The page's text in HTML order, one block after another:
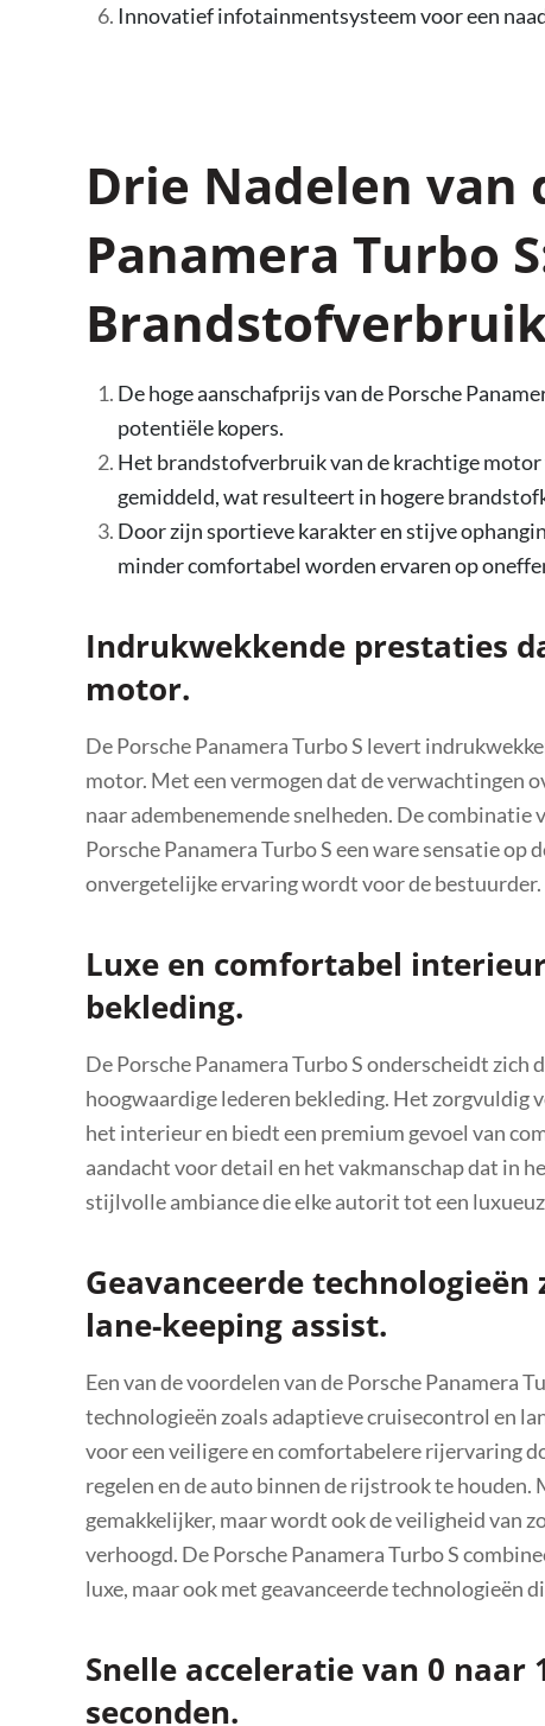
Innovatief infotainmentsysteem voor een
Drie Nadelen van
Panamera Turbo
De hoge aanschafprijs van de Porsche
potentiële kopers.
Het brandstofverbruik van de krachtige motor
gemiddeld, wat resulteert in hogere
Door zijn sportieve karakter en stijve
minder comfortabel worden ervaren op
Indrukwekkende prestaties
motor.
De Porsche Panamera Turbo S levert
motor. Met een vermogen dat de verwachtingen
naar adembenemende snelheden. De combinatie
Porsche Panamera Turbo S een ware sensatie
onvergetelijke ervaring wordt voor de bestuurder.
Luxe en comfortabel
bekleding.
De Porsche Panamera Turbo S onderscheidt
hoogwaardige lederen bekleding. Het zorgvuldig
het interieur en biedt een premium gevoel van
aandacht voor detail en het vakmanschap dat in
stijlvolle ambiance die elke autorit tot een
Geavanceerde
lane-keeping assist.
Een van de voordelen van de Porsche Panamera
technologieën zoals adaptieve cruisecontrol en
voor een veiligere en comfortabelere rijervaring
regelen en de auto binnen de rijstrook te
gemakkelijker, maar wordt ook de veiligheid van
verhoogd. De Porsche Panamera Turbo S
luxe, maar ook met geavanceerde technologieën
Snelle acceleratie van 0
seconden.